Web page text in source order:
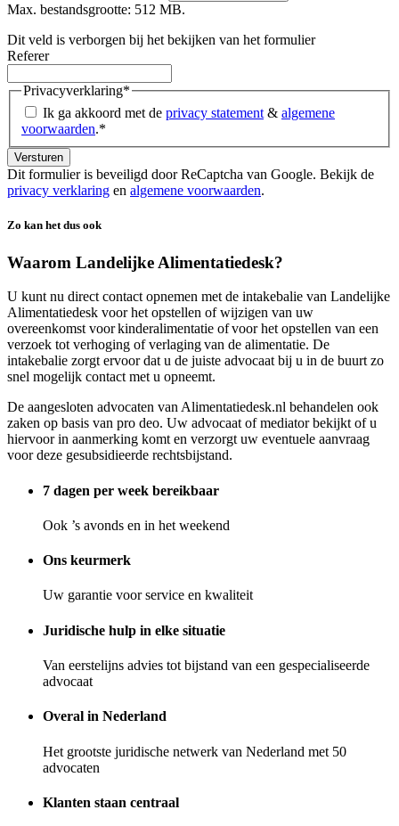
Max. bestandsgrootte: 512 MB.
Dit veld is verborgen bij het bekijken van het formulier
Referer
Privacyverklaring*
Ik ga akkoord met de privacy statement & algemene
voorwaarden.*
Dit formulier is beveiligd door ReCaptcha van Google. Bekijk de
privacy verklaring en algemene voorwaarden.
Zo kan het dus ook
Waarom Landelijke Alimentatiedesk?
U kunt nu direct contact opnemen met de intakebalie van Landelijke
Alimentatiedesk voor het opstellen of wijzigen van uw
overeenkomst voor kinderalimentatie of voor het opstellen van een
verzoek tot verhoging of verlaging van de alimentatie. De
intakebalie zorgt ervoor dat u de juiste advocaat bij u in de buurt zo
snel mogelijk contact met u opneemt.
De aangesloten advocaten van Alimentatiedesk.nl behandelen ook
zaken op basis van pro deo. Uw advocaat of mediator bekijkt of u
hiervoor in aanmerking komt en verzorgt uw eventuele aanvraag
voor deze gesubsidieerde rechtsbijstand.
7 dagen per week bereikbaar
Ook ’s avonds en in het weekend
Ons keurmerk
Uw garantie voor service en kwaliteit
Juridische hulp in elke situatie
Van eerstelijns advies tot bijstand van een gespecialiseerde
advocaat
Overal in Nederland
Het grootste juridische netwerk van Nederland met 50
advocaten
Klanten staan centraal